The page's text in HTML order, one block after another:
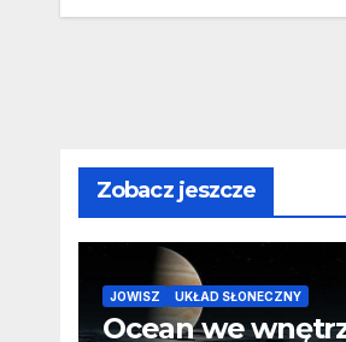
Zobacz jeszcze
JOWISZ UKŁAD SŁONECZNY
Ocean we